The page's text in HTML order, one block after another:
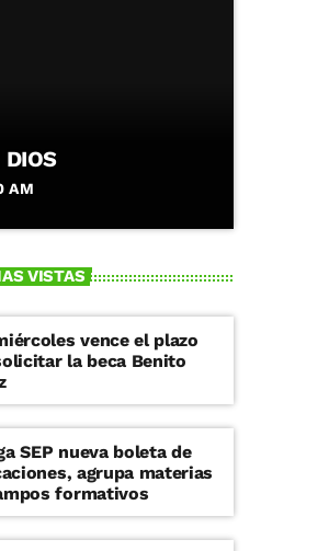
DIOS
AM
VISTAS
vence el plazo
la beca Benito
SEP nueva boleta de
agrupa materias
formativos